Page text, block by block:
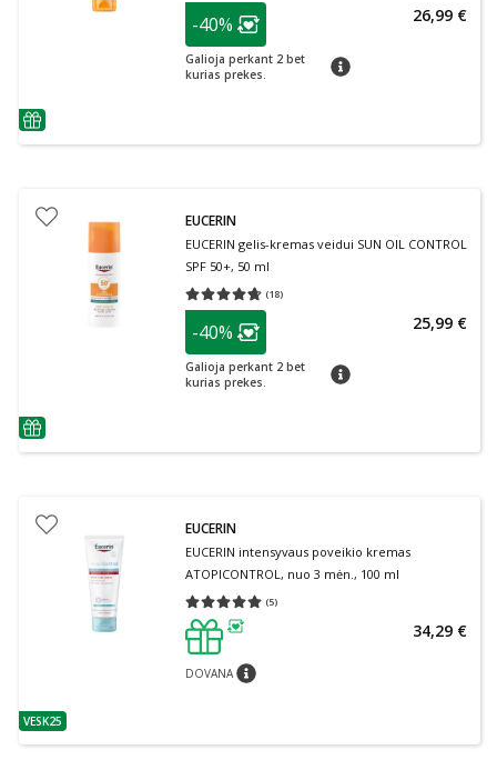
patarimas
patarimas
Lojalumo klubo narių nuolaida
-40%
Galioja perkant 2 bet
kurias prekes.
patarimas
26,99 €
patarimas
EUCERIN
EUCERIN gelis-kremas veidui SUN OIL CONTROL
SPF 50+, 50 ml
(18)
Vidutinis įvertinimas 4.67
patarimas
Lojalumo klubo narių nuolaida
-40%
Galioja perkant 2 bet
kurias prekes.
patarimas
25,99 €
patarimas
VESK25
EUCERIN
EUCERIN intensyvaus poveikio kremas
ATOPICONTROL, nuo 3 mėn., 100 ml
(5)
Vidutinis įvertinimas 5.00
patarimas
DOVANApatarimas
34,29 €